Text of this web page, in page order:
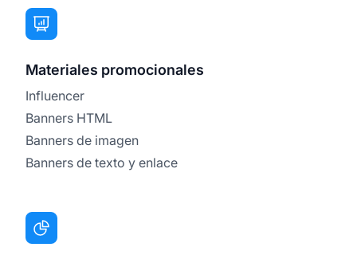
Materiales promocionales
Influencer
Banners HTML
Banners de imagen
Banners de texto y enlace